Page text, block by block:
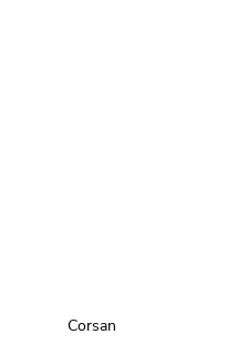
Corsan